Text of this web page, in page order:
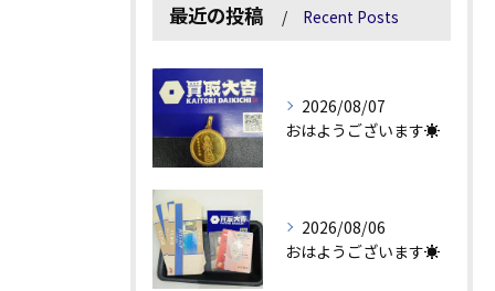
最近の投稿 Recent Posts
2026/08/07
おはようございます☀
2026/08/06
おはようございます☀